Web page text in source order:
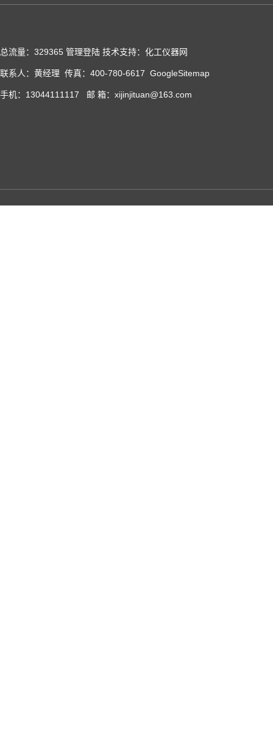
总流量：329365 管理登陆 技术支持：化工仪器网
联系人：黄经理 传真：400-780-6617 GoogleSitemap
手机：13044111117 邮 箱：xijinjituan@163.com